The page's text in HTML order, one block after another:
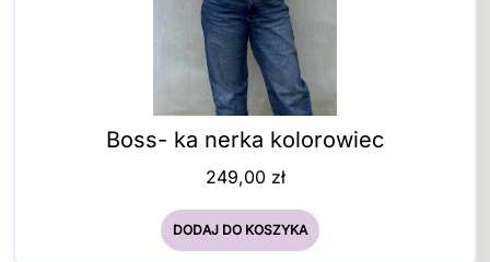
Boss- ka nerka kolorowiec
249,00 zł
DODAJ DO KOSZYKA